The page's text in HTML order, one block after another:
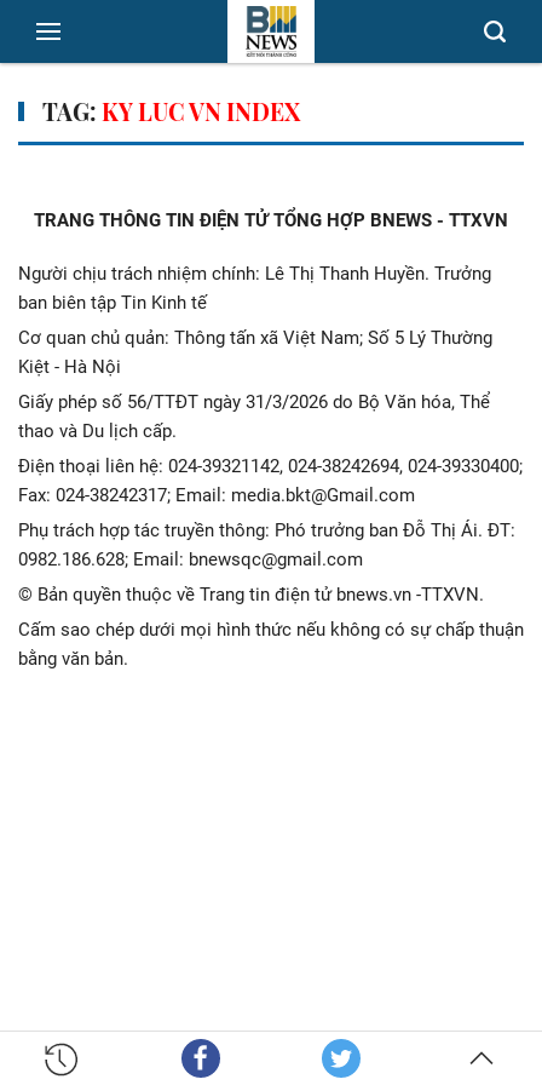
TAG:KY LUC VN INDEX
TRANG THÔNG TIN ĐIỆN TỬ TỔNG HỢP BNEWS - TTXVN
Người chịu trách nhiệm chính: Lê Thị Thanh Huyền. Trưởng
ban biên tập Tin Kinh tế
Cơ quan chủ quản: Thông tấn xã Việt Nam; Số 5 Lý Thường
Kiệt - Hà Nội
Giấy phép số 56/TTĐT ngày 31/3/2026 do Bộ Văn hóa, Thể
thao và Du lịch cấp.
Điện thoại liên hệ: 024-39321142, 024-38242694, 024-39330400;
Fax: 024-38242317; Email: media.bkt@Gmail.com
Phụ trách hợp tác truyền thông: Phó trưởng ban Đỗ Thị Ái. ĐT:
0982.186.628; Email: bnewsqc@gmail.com
© Bản quyền thuộc về Trang tin điện tử bnews.vn -TTXVN.
Cấm sao chép dưới mọi hình thức nếu không có sự chấp thuận
bằng văn bản.